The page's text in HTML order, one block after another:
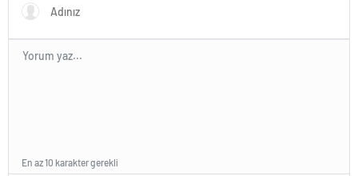
En az 10 karakter gerekli